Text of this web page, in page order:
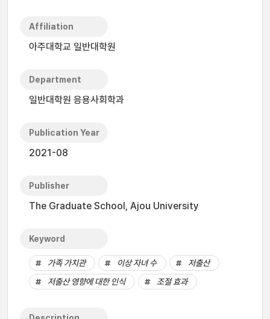
Affiliation
아주대학교 일반대학원
Department
일반대학원 응용사회학과
Publication Year
2021-08
Publisher
The Graduate School, Ajou University
Keyword
가족 가치관 이상 자녀 수
저출산
저출산 영향에 대한 인식
조절 효과